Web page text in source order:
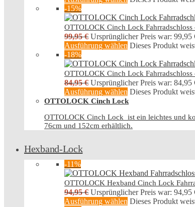
-15%
OTTOLOCK Cinch Lock Fahrradschloss
99,95€ Ursprünglicher Preis war: 99,95
Ausführung wählen Dieses Produkt
-18%
OTTOLOCK Cinch Lock Fahrradschloss
84,95€ Ursprünglicher Preis war: 84,95
Ausführung wählen Dieses Produkt
OTTOLOCK Cinch Lock
OTTOLOCK Cinch Lock ist ein leichtes und
76cm und 152cm erhältlich.
Hexband-Lock
-11%
OTTOLOCK Hexband Cinch Lock
94,95€ Ursprünglicher Preis war: 94,95
Ausführung wählen Dieses Produkt